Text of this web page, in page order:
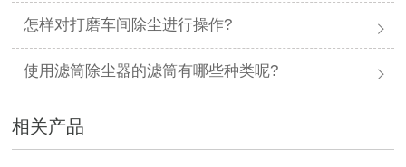
怎样对打磨车间除尘进行操作?
使用滤筒除尘器的滤筒有哪些种类呢?
相关产品